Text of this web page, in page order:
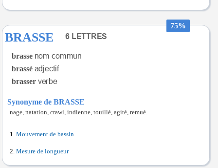
75%
BRASSE
brasse
brassé
brasser
Synonyme de BRASSE
nage, natation, crawl, indienne, touillé, agité, remué.
Mouvement de bassin
Mesure de longueur